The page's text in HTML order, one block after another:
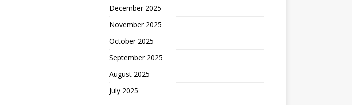
December 2025
November 2025
October 2025
September 2025
August 2025
July 2025